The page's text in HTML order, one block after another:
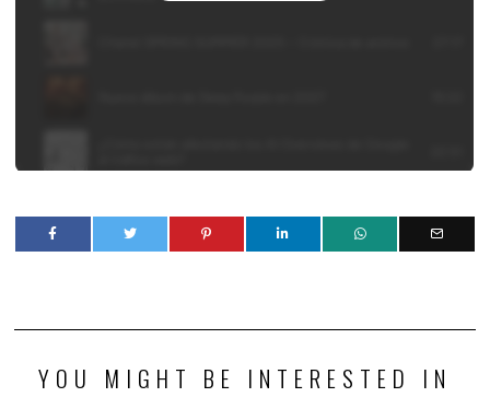
YOU MIGHT BE INTERESTED IN